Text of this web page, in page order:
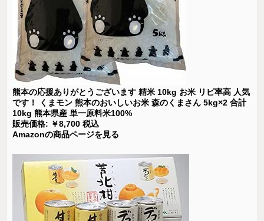
熊本の応援ありがとうございます 精米 10kg お米 リピ率高 人気
です！ くまモン 熊本のおいしいお米 森のくまさん 5kg×2 合計
10kg 熊本県産 単一原料米100%
販売価格: ￥8,700 税込
Amazonの商品ページを見る